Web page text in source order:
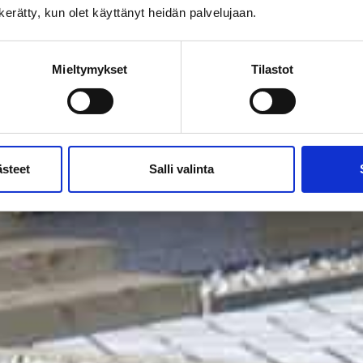
kun olet käyttänyt heidän palvelujaan.
Mieltymykset Tilastot
Salli valinta